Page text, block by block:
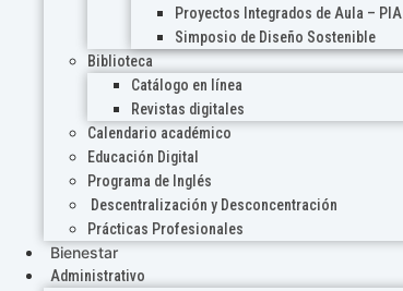
Proyectos Integrados de Aula – PIA
Simposio de Diseño Sostenible
Biblioteca
Catálogo en línea
Revistas digitales
Calendario académico
Educación Digital
Programa de Inglés
Descentralización y Desconcentración
Prácticas Profesionales
Bienestar
Administrativo